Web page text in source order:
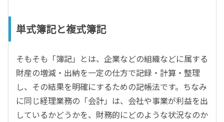
単式簿記と複式簿記
そもそも「簿記」とは、企業などの組織などに属する
財産の増減・出納を一定の仕方で記録・計算・整理
し、その結果を明確にするための記帳法です。ちなみ
に同じ経理業務の「会計」は、会社や事業が利益を出
しているかどうかを、財務的にどのような状況なのか